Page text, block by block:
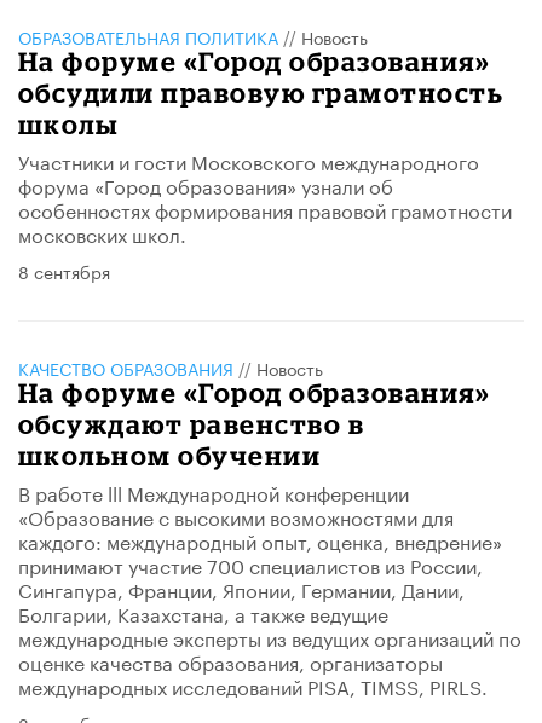
ОБРАЗОВАТЕЛЬНАЯ ПОЛИТИКА // Новость
На форуме «Город образования»
обсудили правовую грамотность
школы
Участники и гости Московского международного
форума «Город образования» узнали об
особенностях формирования правовой грамотности
московских школ.
8 сентября
КАЧЕСТВО ОБРАЗОВАНИЯ // Новость
На форуме «Город образования»
обсуждают равенство в
школьном обучении
В работе lll Международной конференции
«Образование с высокими возможностями для
каждого: международный опыт, оценка, внедрение»
принимают участие 700 специалистов из России,
Сингапура, Франции, Японии, Германии, Дании,
Болгарии, Казахстана, а также ведущие
международные эксперты из ведущих организаций по
оценке качества образования, организаторы
международных исследований PISA, TIMSS, PIRLS.